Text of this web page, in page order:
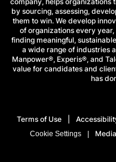
by sourcing, assessing,
them to win. We develop
of organizations every
finding meaningful,
a wide range of industries
Manpower®, Experis®, and
value for candidates and
has
Terms of Use
Cookie Settings